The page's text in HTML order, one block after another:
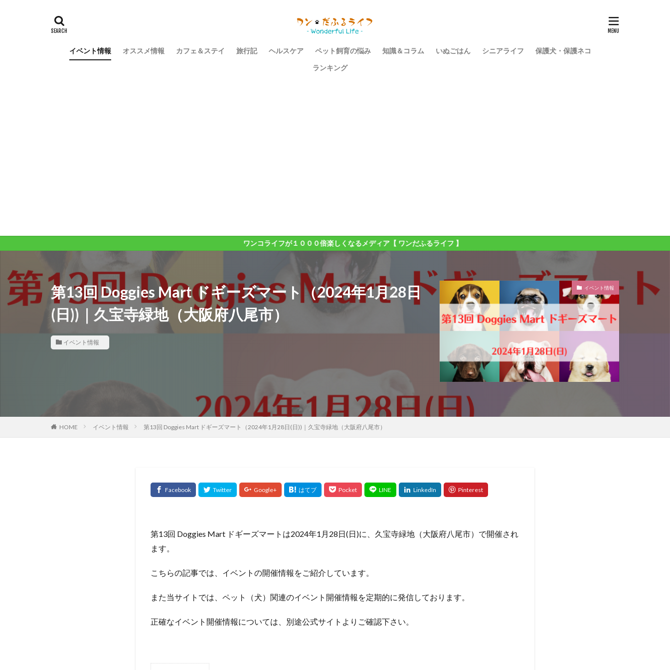
イベント情報 オススメ情報 カフェ＆ステイ 旅行記 ヘルスケア ペット飼育の悩み 知識＆コラム いぬごはん シニアライフ
保護犬・保護ネコ
ランキング
ワンコライフが１０００倍楽しくなるメディア【 ワンだふるライフ 】
第13回 Doggies Mart ドギーズマート（2024年1月28日
(日))｜久宝寺緑地（大阪府八尾市）
イベント情報
イベント情報
HOME イベント情報 第13回 Doggies Mart ドギーズマート（2024年1月28日(日))｜久宝寺緑地（大阪府八尾市）
第13回 Doggies Mart ドギーズマートは2024年1月28日(日)に、久宝寺緑地（大阪府八尾市）で開催され
ます。
こちらの記事では、イベントの開催情報をご紹介しています。
また当サイトでは、ペット（犬）関連のイベント開催情報を定期的に発信しております。
正確なイベント開催情報については、別途公式サイトよりご確認下さい。